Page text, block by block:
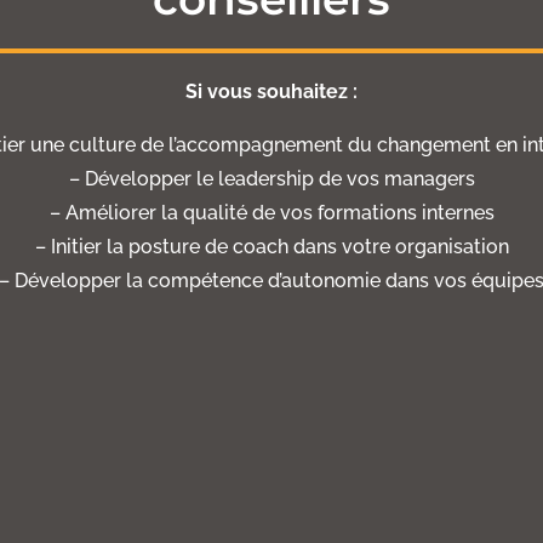
Si vous souhaitez :
une culture de l’accompagnement du changement en
– Développer le leadership de vos managers
– Améliorer la qualité de vos formations internes
– Initier la posture de coach dans votre organisation
– Développer la compétence d’autonomie dans vos équipes